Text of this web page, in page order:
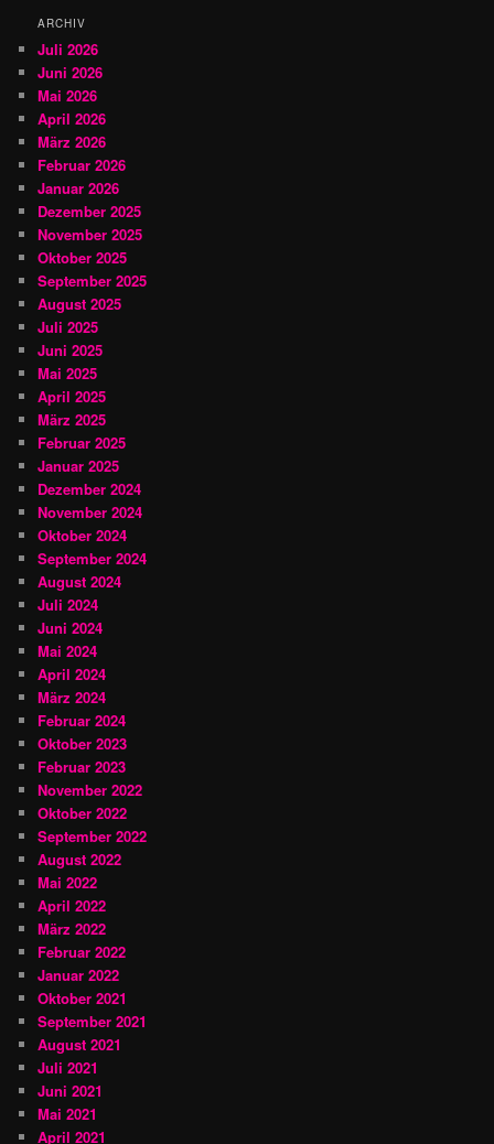
ARCHIV
Juli 2026
Juni 2026
Mai 2026
April 2026
März 2026
Februar 2026
Januar 2026
Dezember 2025
November 2025
Oktober 2025
September 2025
August 2025
Juli 2025
Juni 2025
Mai 2025
April 2025
März 2025
Februar 2025
Januar 2025
Dezember 2024
November 2024
Oktober 2024
September 2024
August 2024
Juli 2024
Juni 2024
Mai 2024
April 2024
März 2024
Februar 2024
Oktober 2023
Februar 2023
November 2022
Oktober 2022
September 2022
August 2022
Mai 2022
April 2022
März 2022
Februar 2022
Januar 2022
Oktober 2021
September 2021
August 2021
Juli 2021
Juni 2021
Mai 2021
April 2021